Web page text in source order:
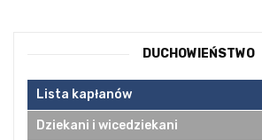
DUCHOWIEŃSTWO
Lista kapłanów
Dziekani i wicedziekani